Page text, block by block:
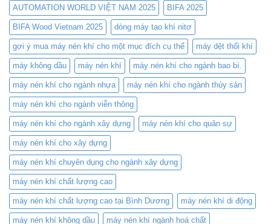
Cho
Cắt
Laser
–
Tiết
Kiệm
Chi
Phí
Nâng
Cao
Hiệu
Suất
–
Nơi
hội
tụ
công
nghệ
nén
khí
đỉnh
cao
AUTOMATION WORLD VIỆT NAM 2025 BIFA 2025
BIFA Wood Vietnam 2025 dòng máy tạo khí nitơ
gợi ý mua máy nén khí cho một mục đích cụ thể máy dệt thổi khí
máy không dầu máy nén khí máy nén khí cho ngành bao bì.
máy nén khí cho ngành nhựa máy nén khí cho ngành thủy sản
máy nén khí cho ngành viễn thông
máy nén khí cho ngành xây dựng máy nén khí cho quân sự
máy nén khí cho xây dựng
máy nén khí chuyên dụng cho ngành xây dựng
máy nén khí chất lượng cao
máy nén khí chất lượng cao tại Bình Dương máy nén khí di động
máy nén khí không dầu máy nén khí ngành hoá chất